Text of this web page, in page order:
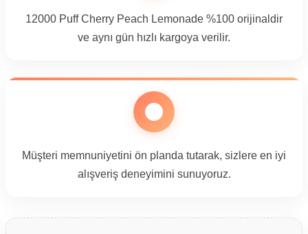
12000 Puff Cherry Peach Lemonade %100 orijinaldir
ve aynı gün hızlı kargoya verilir.
Müşteri memnuniyetini ön planda tutarak, sizlere en iyi
alışveriş deneyimini sunuyoruz.